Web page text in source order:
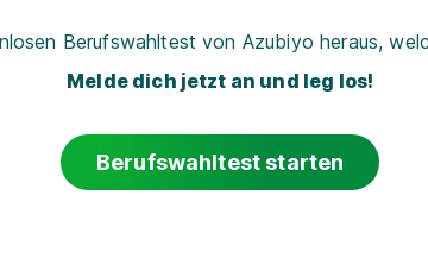
Berufswahltest von Azubiyo heraus,
Melde dich jetzt an und leg los!
Berufswahltest starten